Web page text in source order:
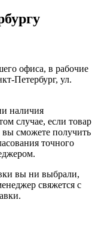
офиса, в рабочие
Петербург, ул.
наличия
случае, если товар
вы сможете получить
точного
вы ни выбрали,
свяжется с